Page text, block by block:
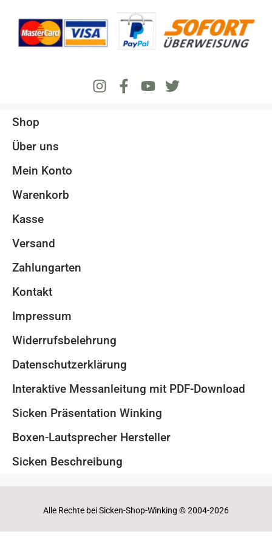
Shop
Über uns
Mein Konto
Warenkorb
Kasse
Versand
Zahlungarten
Kontakt
Impressum
Widerrufsbelehrung
Datenschutzerklärung
Interaktive Messanleitung mit PDF-Download
Sicken Präsentation Winking
Boxen-Lautsprecher Hersteller
Sicken Beschreibung
Alle Rechte bei Sicken-Shop-Winking © 2004-2026